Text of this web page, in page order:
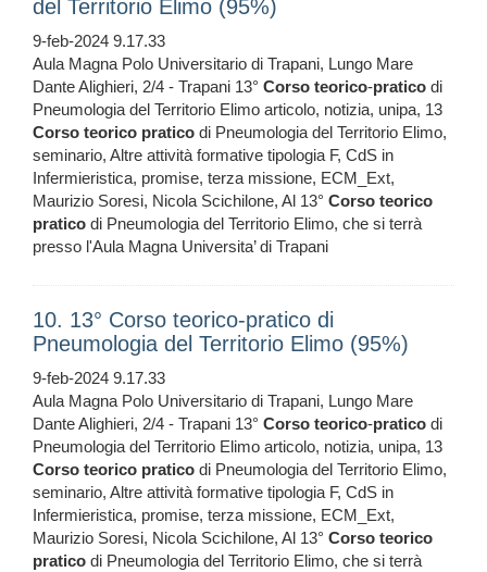
del Territorio Elimo (95%)
9-feb-2024 9.17.33
Aula Magna Polo Universitario di Trapani, Lungo Mare
Dante Alighieri, 2/4 - Trapani 13° Corso teorico-pratico di
Pneumologia del Territorio Elimo articolo, notizia, unipa, 13
Corso teorico pratico di Pneumologia del Territorio Elimo,
seminario, Altre attività formative tipologia F, CdS in
Infermieristica, promise, terza missione, ECM_Ext,
Maurizio Soresi, Nicola Scichilone, Al 13° Corso teorico
pratico di Pneumologia del Territorio Elimo, che si terrà
presso l'Aula Magna Universita’ di Trapani
10. 13° Corso teorico-pratico di
Pneumologia del Territorio Elimo (95%)
9-feb-2024 9.17.33
Aula Magna Polo Universitario di Trapani, Lungo Mare
Dante Alighieri, 2/4 - Trapani 13° Corso teorico-pratico di
Pneumologia del Territorio Elimo articolo, notizia, unipa, 13
Corso teorico pratico di Pneumologia del Territorio Elimo,
seminario, Altre attività formative tipologia F, CdS in
Infermieristica, promise, terza missione, ECM_Ext,
Maurizio Soresi, Nicola Scichilone, Al 13° Corso teorico
pratico di Pneumologia del Territorio Elimo, che si terrà